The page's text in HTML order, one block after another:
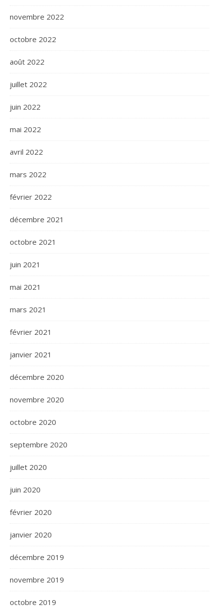
novembre 2022
octobre 2022
août 2022
juillet 2022
juin 2022
mai 2022
avril 2022
mars 2022
février 2022
décembre 2021
octobre 2021
juin 2021
mai 2021
mars 2021
février 2021
janvier 2021
décembre 2020
novembre 2020
octobre 2020
septembre 2020
juillet 2020
juin 2020
février 2020
janvier 2020
décembre 2019
novembre 2019
octobre 2019